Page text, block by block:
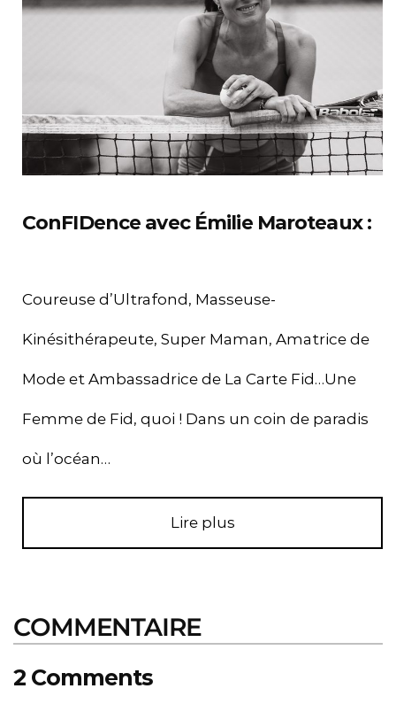
ConFIDence avec Émilie Maroteaux :
Coureuse d’Ultrafond, Masseuse-
Kinésithérapeute, Super Maman, Amatrice de
Mode et Ambassadrice de La Carte Fid…Une
Femme de Fid, quoi ! Dans un coin de paradis
où l’océan…
Lire plus
COMMENTAIRE
2 Comments